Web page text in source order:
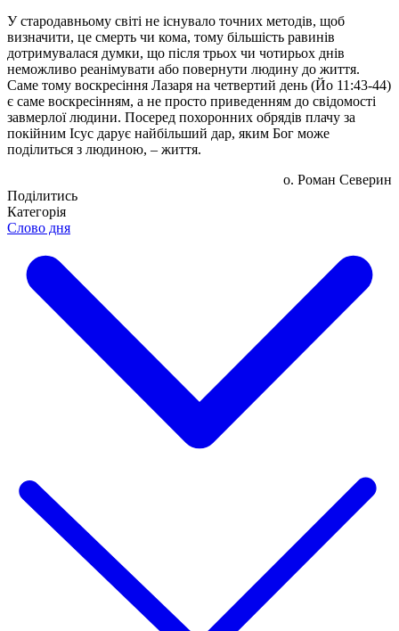
У стародавньому світі не існувало точних методів, щоб
визначити, це смерть чи кома, тому більшість равинів
дотримувалася думки, що після трьох чи чотирьох днів
неможливо реанімувати або повернути людину до життя.
Саме тому воскресіння Лазаря на четвертий день (Йо 11:43-44)
є саме воскресінням, а не просто приведенням до свідомості
завмерлої людини. Посеред похоронних обрядів плачу за
покійним Ісус дарує найбільший дар, яким Бог може
поділиться з людиною, – життя.
о. Роман Северин
Поділитись
Категорія
Слово дня